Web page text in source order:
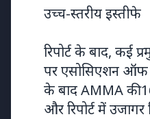
के लिए रात भर का
Latest News
उच्च-स्तरीय इस्तीफे
रिपोर्ट के बाद, कई
पर एसोसिएशन ऑफ
के बाद AMMA की
और रिपोर्ट में